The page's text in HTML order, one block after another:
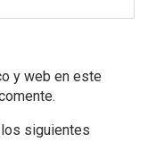
y web en este
siguientes